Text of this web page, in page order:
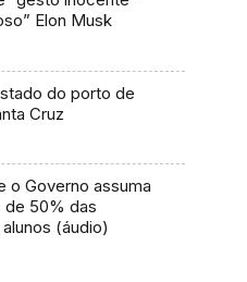
Elon Musk
do porto de
Cruz
o Governo assuma
de 50% das
(áudio)